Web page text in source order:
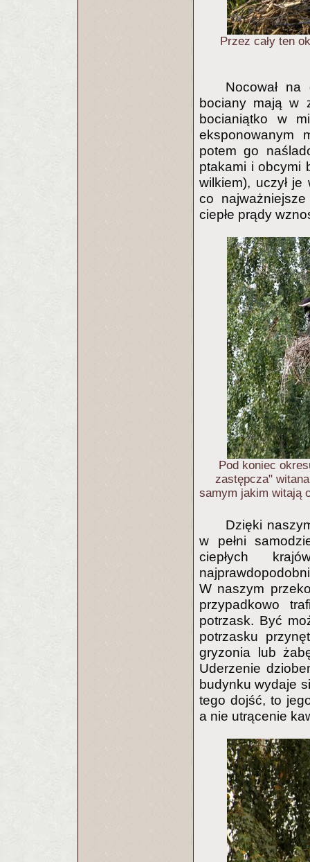
Przez cały ten
Nocował
bociany mają w
bocianiątko w
eksponowanym
potem go
ptakami i obcymi
wilkiem), uczył
co
ciepłe prądy
Pod koniec
zastępcza"
samym jakim witają
Dzięki
w pełni
ciepłych
W naszym
przypadkowo
potrzask. Być
potrzasku
gryzonia lub
Uderzenie
budynku wydaje
tego dojść, to
a nie utrącenie